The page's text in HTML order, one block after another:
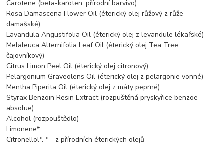
Carotene (beta-karoten, přírodní barvivo)
Rosa Damascena Flower Oil (éterický olej růžový z růže
damašské)
Lavandula Angustifolia Oil (éterický olej z levandule lékařské)
Melaleuca Alternifolia Leaf Oil (éterický olej Tea Tree,
čajovníkový)
Citrus Limon Peel Oil (éterický olej citronový)
Pelargonium Graveolens Oil (éterický olej z pelargonie vonné)
Mentha Piperita Oil (éterický olej z máty peprné)
Styrax Benzoin Resin Extract (rozpuštěná pryskyřice benzoe
absolue)
Alcohol (rozpouštědlo)
Limonene*
Citronellol*. * - z přírodních éterických olejů